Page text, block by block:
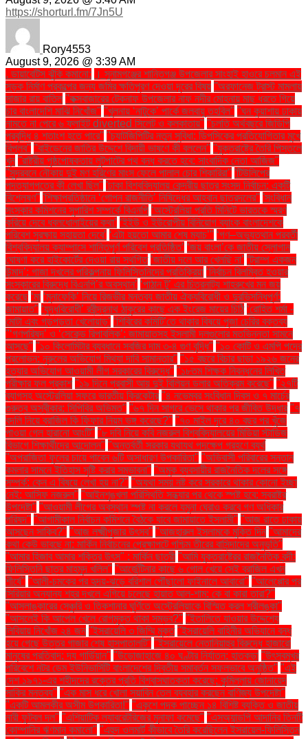
https://shorturl.fm/7Jn5U
Rory4553
August 9, 2026 @ 3:39 AM
. ডায়াবেটিস ঝুঁকি কমানো:
। সুনামগঞ্জের শান্তিগঞ্জ উপজেলার সাংহাই হাওরে চলমান এই
সড়ক নির্মাণ প্রকল্পের জন্য জমির ক্ষতিপূরণ দেওয়া দূরের বিষয় ''অরফানেজ ট্রাস্ট মামলায়
সাজার রায় বাতিল ''কক্সবাজারের টেকনাফ উপজেলার নাফ নদীর মোহনায় মাছ ধরতে গিয়ে
চার বাংলাদেশি মাঝি নিখোঁজ'' ''খুলনায় ‘নাটুকে’ পার্কে জলবায়ু তহবিল'' ''ঘন কুয়াশায় ঢাকায়
নামতে না পেরে ৬ ফ্লাইট diverted সিলেট ও কলকাতায়'' ''চলতি অর্থবছরে জিডিপি
প্রবৃদ্ধি ৪ শতাংশ হতে পারে'' ''চ্যাটজিপিটির নতুন সুবিধা: ডিপসিকের প্রতিযোগিতার মুখে
বিপ্লব'' ''বাইডেনের জাতির উদ্দেশে বিদায়ী ভাষণে কী বললেন'' ''যুক্তরাষ্ট্রে তৈরি পিস্তলে
খুন ''রাষ্ট্রীয় পৃষ্ঠপোষকতায় লুটপাটের পথ বন্ধ করতে হবে: সাংবাদিক নেতা আজিজ"
''সুন্দরবনে নৌকায় দুই মণ হরিণের মাংস ফেলে পালাল চোর শিকারিরা'' 'টিউলিপের
পদত্যাগপত্রে কী লেখা ছিল'' 'ঢাকা বিশ্ববিদ্যালয় কেন্দ্রীয় ছাত্র সংসদ নির্বাচন: একটি
বিশ্লেষণ'' 'শিক্ষাপ্রতিষ্ঠানে ‘গোপন রাজনীতি’ নিষিদ্ধের আহ্বান ছাত্রদলের'' 'সংবিধান
সংস্কার কমিশনের সুপারিশ সম্পর্কে বিএনপি ‘অস্ট্রেলিয়া প্রতি মিনিটে ভারতকে স্মরণ
করিয়ে দেবে ধবলধোলাইয়ের কথা’ ‘ইইউ ও ইউরোপীয় বিনিয়োগ ব্যাংক বাংলাদেশকে
পরিবেশ সুরক্ষায় সহায়তা দেবে’ ‘এটা হয়তো আমার শেষ ম্যাচ’" ‘গণ–অভ্যুত্থান পরবর্তী
বিশ্ববিদ্যালয় ক্যাম্পাসে শান্তিপূর্ণ পরিবেশ প্রতিষ্ঠিত’ ‘জয় বাংলা’কে জাতীয় স্লোগান
ঘোষণা করে হাইকোর্টের দেওয়া রায় স্থগিত ‘জাতীয় দলে আর খেলছি না’ ‘ট্রাম্প একজন
উন্মাদ’: গাজা দখলের পরিকল্পনায় ফিলিস্তিনিদের প্রতিক্রিয়া ‘নির্বাচন বিলম্বিত হওয়ার
সংস্কারের বিরুদ্ধে বিএনপি’র অবস্থান’ ‘পাঠান টু’ এর চিত্রনাট্য শাহরুখের মন জয়
করেছে ‘মা ‘মুনাফেকি’ নিয়ে রিজভীর মন্তব্য জাতীয় ঐক্যবিরোধী ও দুরভিসন্ধিপূর্ণ:
জামায়াত" ‘যুদ্ধবিরোধী’ রবীন্দ্রনাথ ঠাকুরের কাছে এক ইংরেজ মায়ের চিঠি ‘রোহিত শর্মা -
মোটা এবং গড়পড়তা খেলোয়াড়’ ‘শিবিরের কমিটি’তে থাকার বিষয়ে পূজা চেরির বক্তব্য
"‘গণপরিষদ’ ও ‘সেকেন্ড রিপাবলিক’: জামায়াতসহ ইসলামী দলগুলোর মতভিন্নতা সামনে
আসছে" "১০ কিলোমিটার ব্যবধানে সবজির দাম ৩-৪ গুণ বৃদ্ধি" "১০ কোটি ও এমপি পদের
প্রলোভন: নুরুলের অভিযোগ মিথ্যা দাবি সামান্তার" "১৫ বছরে বিচার ছাড়া ১৯২৬ জনের
হত্যার অভিযোগ আওয়ামী লীগ সরকারের বিরুদ্ধে" "১৮তম শিক্ষক নিবন্ধনের লিখিত
পরীক্ষার ফল প্রকাশ "১৯ দিনে প্রবাসী আয় দুই বিলিয়ন ডলার অতিক্রম করেছে" "২৭টি
ব্যাগসহ অস্ট্রেলিয়া সফরে ভারতীয় ক্রিকেটার "৪ নভেম্বর সংবিধান দিবস ও ৭ মার্চের
গুরুত্ব অস্বীকার: সিপিবির অভিমত" "৬৭ দিন সাগরে ভেসে থাকার পর জীবিত উদ্ধার "৭
বদলি নিয়ে ব্রাজিল কি ফিফার নিয়ম ভঙ্গ করেছে?" "৭০ মাইল দূরে ৪০ বছর পর খুঁজে
পাওয়া গেল হারানো আংটি" "৮ দবি নিয়ে কবি নজরুল বিশ্ববিদ্যালয়ের মিডিয়া স্টাডিজ
বিভাগে শিক্ষার্থীদের আন্দোলন" "অন্তর্বর্তী সরকার যথাযথ পদক্ষেপ গ্রহণে ব্যর্থ
"অপরাজিতা ফুলের চায়ে পাবেন ৬টি অসাধারণ উপকারিতা" "অভিবাসী পরিবারের সন্তান
কমলার সামনে ইতিহাস সৃষ্টি করার সম্ভাবনা" "অমুক ব্যবসায়ীর রাজনৈতিক দলের সঙ্গে
সম্পর্ক: কেন এ বিষয়ে লেখা হয় না?" "অযথা সময় নষ্ট করে সরকারে থাকার কোনো ইচ্ছা
নেই: আসিফ নজরুল" "আইনশৃঙ্খলা পরিস্থিতি সন্ধ্যার পর থেকে স্পষ্ট হবে: স্বরাষ্ট্র
উপদেষ্টা" "আওয়ামী লীগের অবস্থান স্পষ্ট না করলে যমুনা ঘেরাও করবে গণ অধিকার
পরিষদ" "আগামীকাল নির্বাচন কমিশনে বৈঠকে যাবে জামায়াতে ইসলামী" "আজ রাতে ঢাকায়
আসছেন সাকিব?" "আজ লক্ষ্মীপূজার উৎসব" "আজহারুল ইসলামকে মুক্তি দিন "আমাদের
কথা কেউ ভাবছে না: মার্কিন নির্বাচনের প্রেক্ষাপটে পশ্চিম তীরের বাসিন্দাদের অনুভূতি"
"আমার হিজাব আমার শক্তির উৎস" : মার্কিন ছাত্রী "আমি যুক্তরাষ্ট্রের রাজনৈতিক বন্দী:
ফিলিস্তিনি ছাত্র মাহমুদ খলিল" "আর্জেন্টিনার কাছে ৬ গোল খেয়ে সেই ব্রাজিল এখন
শীর্ষে" "আলী-চমকের পর হৃদয়-ঝড়ে বরিশাল পৌঁছালো ফাইনালে আবারো" "আলেপ্পোর পর
সিরিয়ার অন্যান্য শহর দখলে এগিয়ে চলেছে হায়াত আল-শাম: কে বা কারা তারা?"
"আসলাঙ্কারের সেঞ্চুরি ও তিকশানার ঘূর্ণিতে অস্ট্রেলিয়াকে বিস্মিত করল শ্রীলঙ্কা"
"আসলেই কি আপেল খেলে রোগমুক্ত থাকা সম্ভব?" "ইতালিতে যাওয়ার উদ্দেশ্যে
লিবিয়ায় নিখোঁজ ২৪ জন "ইসরায়েলি ৩ জিম্মি মুক্ত "ইসরায়েলি বাহিনীর অভিযানে বন্ধ
হয়ে গেছে উত্তর গাজার শেষ হাসপাতালটি" "ইসরায়েলে নেতানিয়াহুর বিরুদ্ধে হাজারো
মানুষের প্রতিবাদ: দ্য গার্ডিয়ান" "উড়োজাহাজে ৪০ ঘণ্টার নির্যাতন: হাতকড়া "উৎসবমুখর
পরিবেশে নটর ডেম ইউনিভার্সিটি বাংলাদেশের দ্বিতীয় সমাবর্তন সফলভাবে অনুষ্ঠিত" "এই
দেশ ১৯৭১-এর শহীদদের রক্তের প্রতি বিশ্বাসঘাতকতা করেছে: কুমিল্লায় জোনায়েদ
সাকির মন্তব্য" "এক মাস ধরে খোলা সয়াবিন তেল ব্যবহার করছেন বাণিজ্য উপদেষ্টা"
"একটি আমলকীর অসীম উপকারিতা!" "একুশে পদক পাচ্ছেন ১৪ বিশিষ্ট ব্যক্তি ও জাতীয়
নারী ফুটবল দল" "এশিয়াটিক ল্যাবরেটরিজের মুনাফা কমেছে" "এসঅ্যান্ডপি আদানির তিনটি
কোম্পানির ঋণমান কমালো" "এহুদ ওলমার্ট কীভাবে তৈরি করেছিলেন ইসরায়েল-ফিলিস্তিন